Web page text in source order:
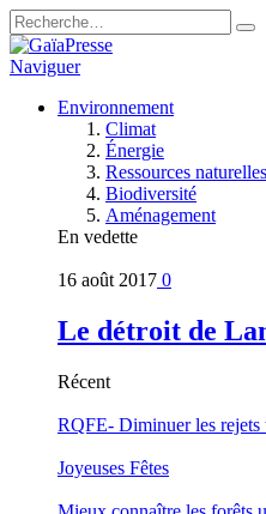
Naviguer
Environnement
Climat
Énergie
Ressources naturelles
Biodiversité
Aménagement
En vedette
16 août 2017 0
Le détroit de
Récent
RQFE- Diminuer les rejets
Joyeuses Fêtes